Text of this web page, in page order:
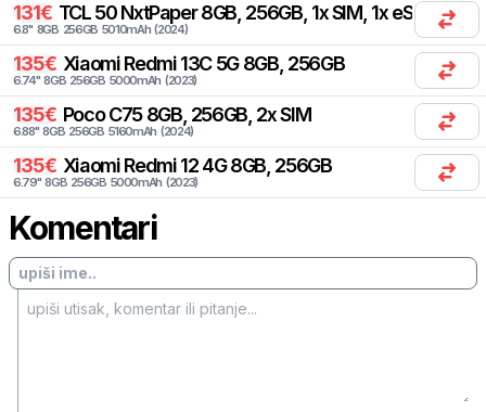
131€ TCL 50 NxtPaper 8GB, 256GB, 1x SIM, 1x eSIM
6.8" 8GB 256GB 5010mAh (2024)
135€ Xiaomi Redmi 13C 5G 8GB, 256GB
6.74" 8GB 256GB 5000mAh (2023)
135€ Poco C75 8GB, 256GB, 2x SIM
6.88" 8GB 256GB 5160mAh (2024)
135€ Xiaomi Redmi 12 4G 8GB, 256GB
6.79" 8GB 256GB 5000mAh (2023)
Komentari